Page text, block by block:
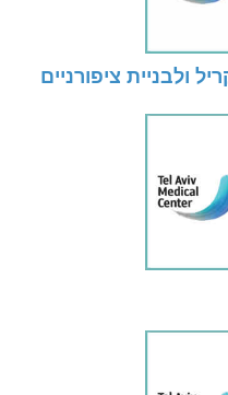
ולבניית ציפורניים